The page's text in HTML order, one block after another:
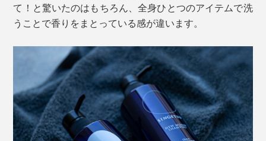
て！と驚いたのはもちろん、全身ひとつのアイテムで洗
うことで香りをまとっている感が違います。